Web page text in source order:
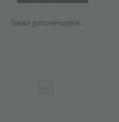
Также рекомендуем: